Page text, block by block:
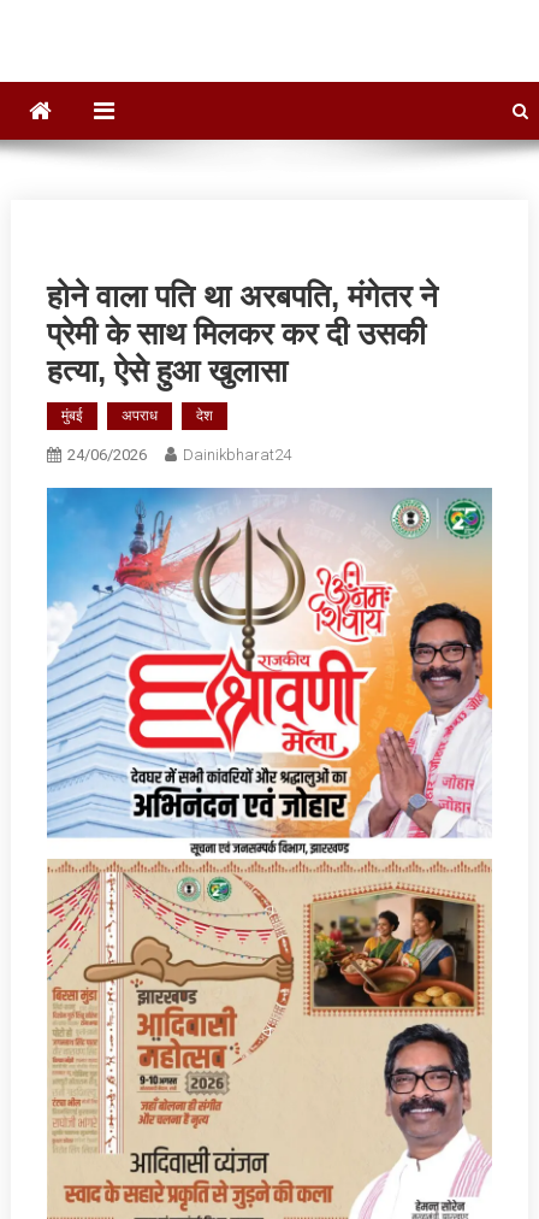
होने वाला पत‍ि था अरबपत‍ि, मंगेतर ने
प्रेमी के साथ मिलकर कर दी उसकी
हत्‍या, ऐसे हुआ खुलासा
मुंबई अपराध देश
24/06/2026 Dainikbharat24